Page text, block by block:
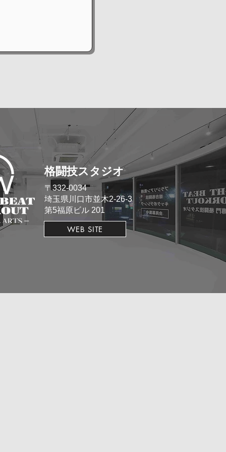
格闘技スタジオ
​〒332-0034
埼玉県川口市並木2-26-3
​第5福原ビル 201
WEB SITE